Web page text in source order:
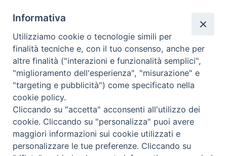
Area riservata
Informazioni legali | Tutela della Privacy |
Informativa
Utilizziamo cookie o tecnologie simili per
finalità tecniche e, con il tuo consenso, anche per
altre finalità ("interazioni e funzionalità semplici",
"miglioramento dell'esperienza", "misurazione" e
"targeting e pubblicità") come specificato nella
cookie policy.
Cliccando su "accetta" acconsenti all'utilizzo dei
cookie. Cliccando su "personalizza" puoi avere
maggiori informazioni sui cookie utilizzati e
personalizzare le tue preferenze. Cliccando su